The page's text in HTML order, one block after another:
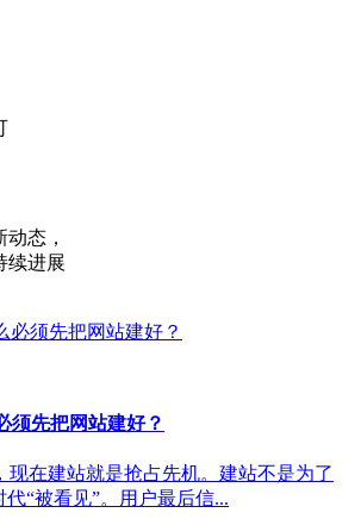
动态 ，
续进展
须先把网站建好？
现在建站就是抢占先机。建站不是为了
“被看见”。用户最后信...